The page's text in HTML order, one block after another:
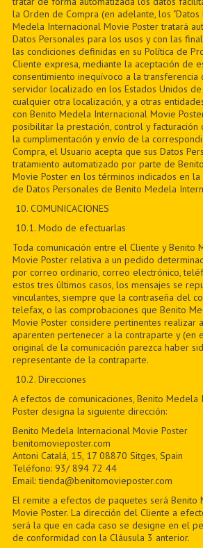
la Orden de Compra (en adelante, los "Datos
Medela Internacional Movie Poster tratará
Datos Personales para los usos y con las
las condiciones definidas en su Política de
Cliente expresa, mediante la aceptación de
consentimiento inequívoco a la transferencia
servidor localizado en los Estados Unidos
cualquier otra localización, y a otras
con Benito Medela Internacional Movie
posibilitar la prestación, control y facturación
la cumplimentación y envío de la
Compra, el Usuario acepta que sus Datos
tratamiento automatizado por parte de
Movie Poster en los términos indicados en
de Datos Personales de Benito Medela
10. COMUNICACIONES
10.1. Modo de efectuarlas
Toda comunicación entre el Cliente y Benito
Movie Poster relativa a un pedido
por correo ordinario, correo electrónico,
estos tres últimos casos, los mensajes se
vinculantes, siempre que la contraseña del
telefax, o las comprobaciones que Benito
Movie Poster considere pertinentes realizar
aparenten pertenecer a la contraparte y (en
original de la comunicación parezca haber
representante de la contraparte.
10.2. Direcciones
A efectos de comunicaciones, Benito Medela
Poster designa la siguiente dirección:
Benito Medela Internacional Movie Poster
benitomovieposter.com
Antoni Catalá, 15, 17 08870 Sitges, Spain
Teléfono: 93/ 894 72 44
Email: tienda@benitomovieposter.com
El remite a efectos de paquetes será Benito
Movie Poster. La dirección del Cliente a
será la que en cada caso se designe en el
de conformidad con la Cláusula 3 anterior.